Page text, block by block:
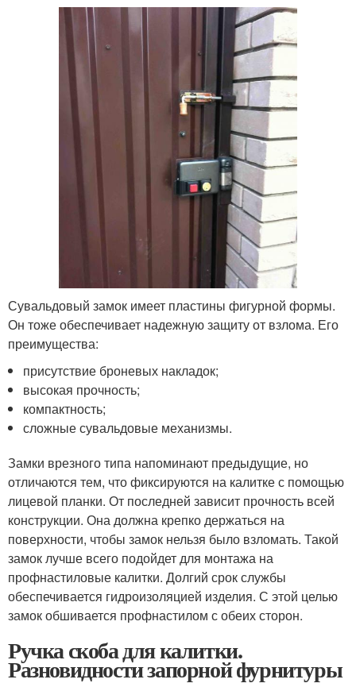
Сувальдовый замок имеет пластины фигурной формы.
Он тоже обеспечивает надежную защиту от взлома. Его
преимущества:
присутствие броневых накладок;
высокая прочность;
компактность;
сложные сувальдовые механизмы.
Замки врезного типа напоминают предыдущие, но
отличаются тем, что фиксируются на калитке с помощью
лицевой планки. От последней зависит прочность всей
конструкции. Она должна крепко держаться на
поверхности, чтобы замок нельзя было взломать. Такой
замок лучше всего подойдет для монтажа на
профнастиловые калитки. Долгий срок службы
обеспечивается гидроизоляцией изделия. С этой целью
замок обшивается профнастилом с обеих сторон.
Ручка скоба для калитки.
Разновидности запорной фурнитуры